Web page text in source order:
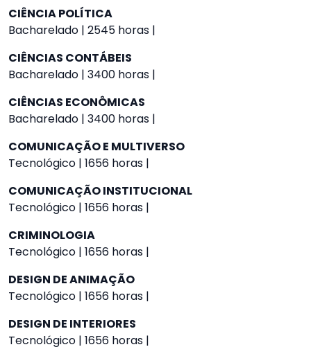
CIÊNCIA POLÍTICA
Bacharelado | 2545 horas |
CIÊNCIAS CONTÁBEIS
Bacharelado | 3400 horas |
CIÊNCIAS ECONÔMICAS
Bacharelado | 3400 horas |
COMUNICAÇÃO E MULTIVERSO
Tecnológico | 1656 horas |
COMUNICAÇÃO INSTITUCIONAL
Tecnológico | 1656 horas |
CRIMINOLOGIA
Tecnológico | 1656 horas |
DESIGN DE ANIMAÇÃO
Tecnológico | 1656 horas |
DESIGN DE INTERIORES
Tecnológico | 1656 horas |